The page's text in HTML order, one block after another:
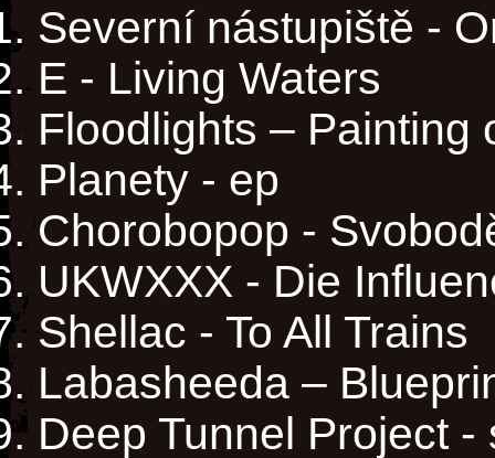
Severní nástupiště -
E - Living Waters
Floodlights – Painting
Planety - ep
Chorobopop -
UKWXXX - Die
Shellac - To All Trains
Labasheeda –
Deep Tunnel Project -